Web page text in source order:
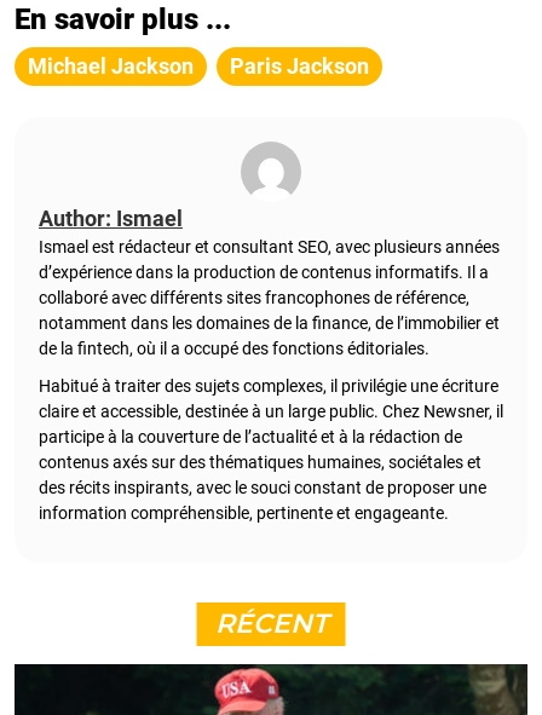
En savoir plus ...
Michael Jackson Paris Jackson
Author: Ismael
Ismael est rédacteur et consultant SEO, avec plusieurs années
d’expérience dans la production de contenus informatifs. Il a
collaboré avec différents sites francophones de référence,
notamment dans les domaines de la finance, de l’immobilier et
de la fintech, où il a occupé des fonctions éditoriales.
Habitué à traiter des sujets complexes, il privilégie une écriture
claire et accessible, destinée à un large public. Chez Newsner, il
participe à la couverture de l’actualité et à la rédaction de
contenus axés sur des thématiques humaines, sociétales et
des récits inspirants, avec le souci constant de proposer une
information compréhensible, pertinente et engageante.
RÉCENT